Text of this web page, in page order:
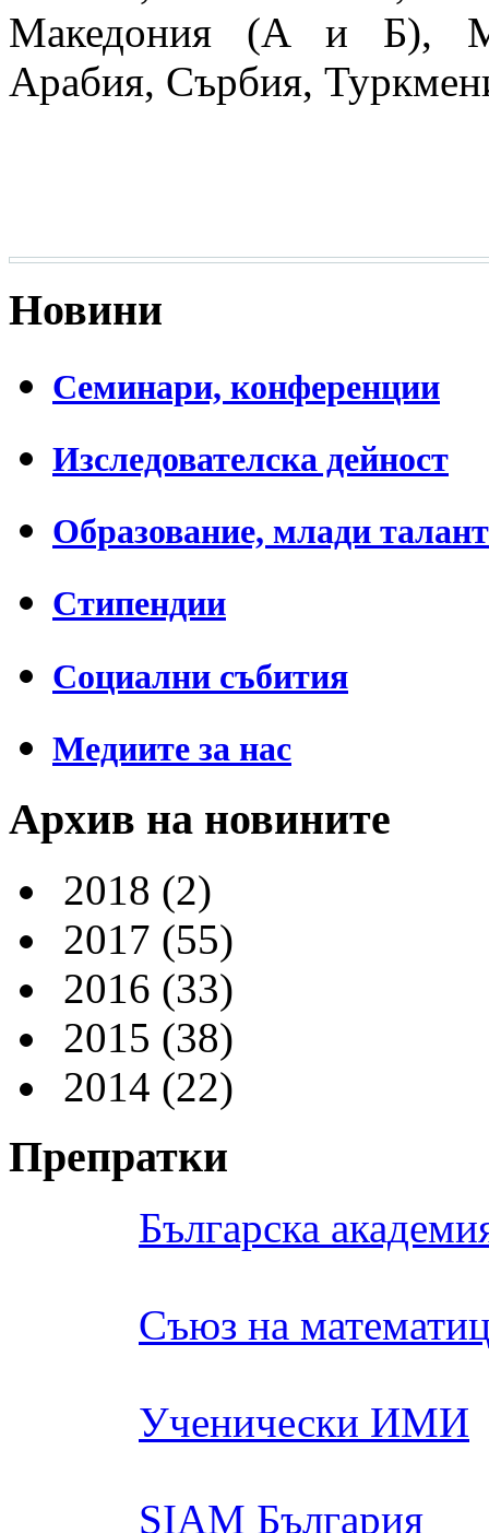
Македония (А и Б),
Арабия, Сърбия,
Новини
Семинари, конференции
Изследователска дейност
Образование, млади
Стипендии
Социални събития
Медиите за нас
Архив на новините
2018 (2)
2017 (55)
2016 (33)
2015 (38)
2014 (22)
Препратки
Българска
Съюз на
Ученически ИМИ
SIAM България